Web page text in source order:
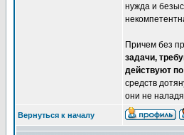
нужда и
Причем без
задачи,
действуют
средств
они не
Вернуться к началу